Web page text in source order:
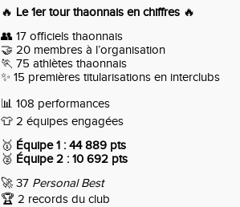
🔥 Le 1er tour thaonnais en chiffres 🔥
👥 17 officiels thaonnais
🤝 20 membres à l’organisation
🏃 75 athlètes thaonnais
✨ 15 premières titularisations en interclubs
📊 108 performances
👕 2 équipes engagées
🥇 Équipe 1 : 44 889 pts
🥈 Équipe 2 : 10 692 pts
🚀 37 Personal Best
🏆 2 records du club